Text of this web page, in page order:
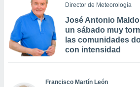
Director de Meteorología
José Antonio
un sábado muy
las comunidades
con intensidad
Francisco Martín León